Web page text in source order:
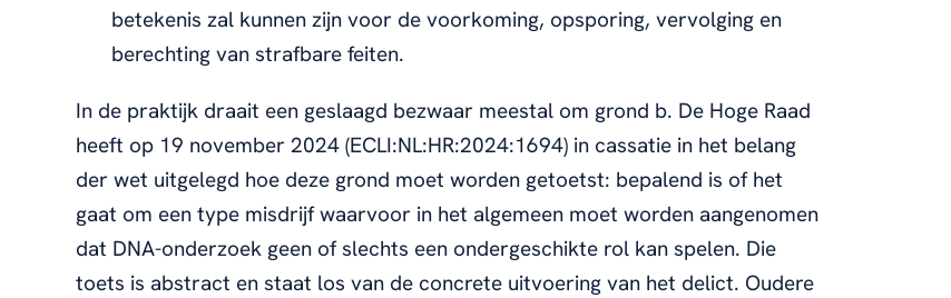
betekenis zal kunnen zijn voor de voorkoming, opsporing, vervolging en
berechting van strafbare feiten.
In de praktijk draait een geslaagd bezwaar meestal om grond b. De Hoge Raad
heeft op 19 november 2024 (ECLI:NL:HR:2024:1694) in cassatie in het belang
der wet uitgelegd hoe deze grond moet worden getoetst: bepalend is of het
gaat om een type misdrijf waarvoor in het algemeen moet worden aangenomen
dat DNA-onderzoek geen of slechts een ondergeschikte rol kan spelen. Die
toets is abstract en staat los van de concrete uitvoering van het delict. Oudere